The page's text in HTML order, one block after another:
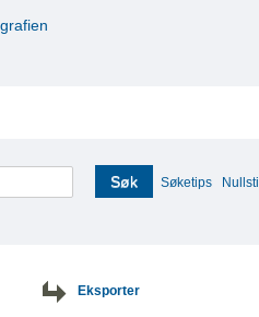
Søk Søketips Nullstill
Eksporter